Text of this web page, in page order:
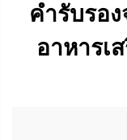
คำรับรอ
อาหารเ